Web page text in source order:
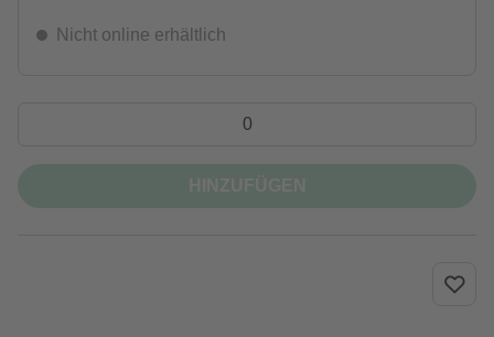
Nicht online erhältlich